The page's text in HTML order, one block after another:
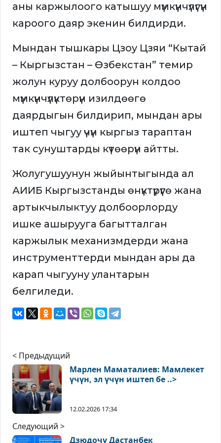
аны каржылоого катышуу мүмкүнчүлүгүн
кароого даяр экенин билдирди.
Мындан тышкары Цзоу Цзяи “Кытай
– Кыргызстан – Өзбекстан” темир
жолун куруу долбоорун колдоо
мүмкүнчүлүктөрүн изилдөөгө
даярдыгын билдирип, мындан ары
иштеп чыгуу үчүн кыргыз тараптан
так сунуштарды күтөөрүн айтты.
Жолугушуунун жыйынтыгында ал
АИИБ Кыргызстанды өнүктүрүүгө жана
артыкчылыктуу долбоорлорду
ишке ашырууга багытталган
каржылык механизмдерди жана
инструменттерди мындан ары да
карап чыгууну улантарын
белгиледи.
< Предыдущий
Марлен Маматалиев: Мамлекет
үчүн, эл үчүн иштеп бе ..>
12.02.2026 17:34
Следующий >
Дзюдочу Дастанбек